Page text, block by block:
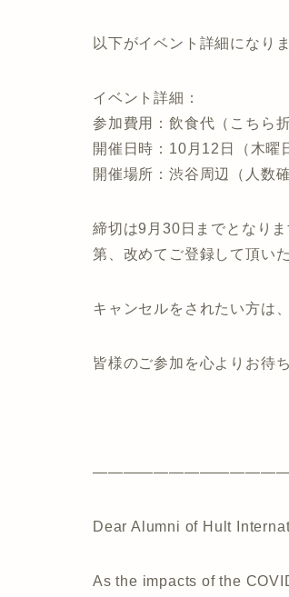
以下がイベント詳細になり
イベント詳細：
参加費用：飲食代（こちら
開催日時：10月12日（木曜
開催場所：渋谷周辺（人数
締切は9月30日までとなり
第、改めてご登録して頂い
キャンセルをされたい方は
皆様のご参加を心よりお待
Dear Alumni of Hult
As the impacts of the